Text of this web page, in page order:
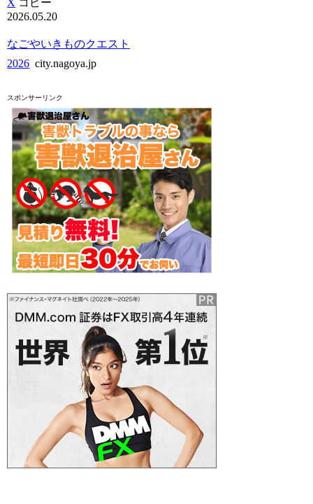
2026.05.20
なごやいきものクエスト
2026 city.nagoya.jp
スポンサーリンク